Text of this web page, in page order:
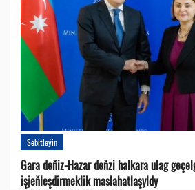
Sebitleýin
Gara deňiz-Hazar deňzi halkara ulag
işjeňleşdirmeklik maslahatlaşyldy